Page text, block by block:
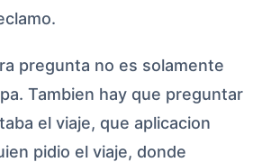
pregunta no es solamente
Tambien hay que preguntar
el viaje, que aplicacion
pidio el viaje, donde